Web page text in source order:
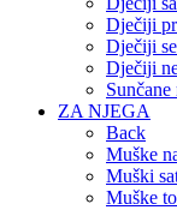
Dječiji
Dječiji
Dječiji
Sunčane
ZA NJEGA
Back
Muške
Muški
Muške